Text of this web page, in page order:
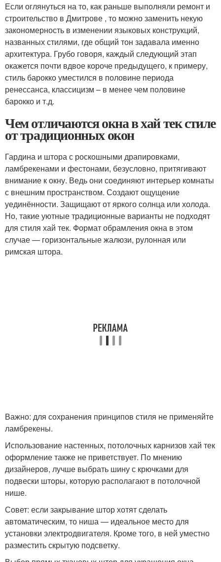
Если оглянуться на то, как раньше выполняли ремонт и
строительство в Дмитрове , то можно заменить некую
закономерность в изменении языковых конструкций,
названных стилями, где общий тон задавала именно
архитектура. Грубо говоря, каждый следующий этап
окажется почти вдвое короче предыдущего, к примеру,
стиль барокко уместился в половине периода
ренессанса, классицизм – в менее чем половине
барокко и т.д.
Чем отличаются окна в хай тек стиле
от традиционных окон
Гардина и штора с роскошными драпировками,
ламбрекенами и фестонами, безусловно, притягивают
внимание к окну. Ведь они соединяют интерьер комнаты
с внешним пространством. Создают ощущение
уединённости. Защищают от яркого солнца или холода.
Но, такие уютные традиционные варианты не подходят
для стиля хай тек. Формат обрамления окна в этом
случае — горизонтальные жалюзи, рулонная или
римская штора.
Важно: для сохранения принципов стиля не применяйте
ламбрекены.
Использование настенных, потолочных карнизов хай тек
оформление также не приветствует. По мнению
дизайнеров, лучше выбрать шину с крючками для
подвески шторы, которую располагают в потолочной
нише.
Совет: если закрывание штор хотят сделать
автоматическим, то ниша — идеальное место для
установки электродвигателя. Кроме того, в ней уместно
разместить скрытую подсветку.